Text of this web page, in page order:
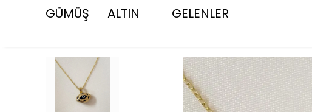
GÜMÜŞ
ALTIN
GELENLER